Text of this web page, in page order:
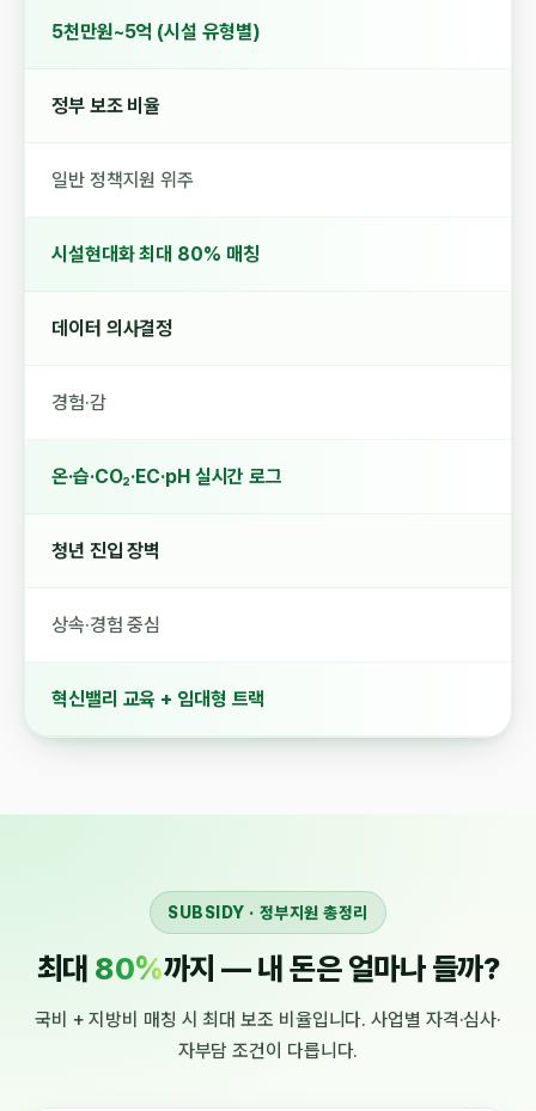
5천만원~5억 (시설 유형별)
정부 보조 비율
일반 정책지원 위주
시설현대화 최대 80% 매칭
데이터 의사결정
경험·감
온·습·CO₂·EC·pH 실시간 로그
청년 진입 장벽
상속·경험 중심
혁신밸리 교육 + 임대형 트랙
SUBSIDY · 정부지원 총정리
최대 80%까지 — 내 돈은 얼마나 들까?
국비 + 지방비 매칭 시 최대 보조 비율입니다. 사업별 자격·심사·
자부담 조건이 다릅니다.